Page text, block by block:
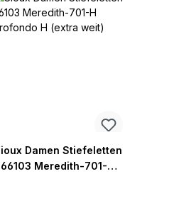
Damen Stiefeletten
66103 Meredith-701-H